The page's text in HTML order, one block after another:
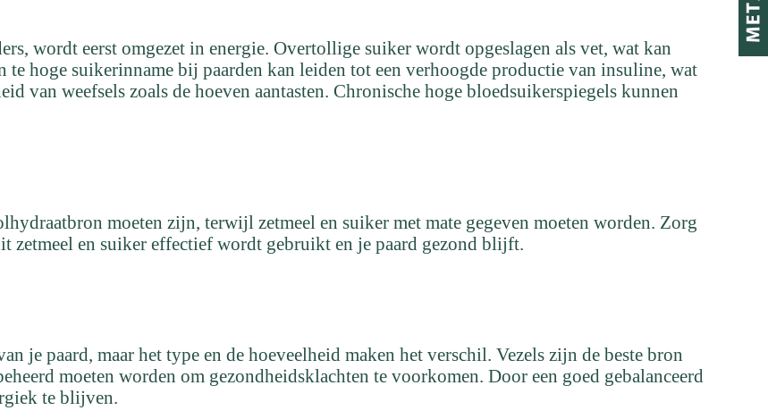
wordt eerst omgezet in energie. Overtollige suiker wordt opgeslagen als vet, wat kan
hoge suikerinname bij paarden kan leiden tot een verhoogde productie van insuline, wat
van weefsels zoals de hoeven aantasten. Chronische hoge bloedsuikerspiegels kunnen
moeten zijn, terwijl zetmeel en suiker met mate gegeven moeten worden. Zorg
zetmeel en suiker effectief wordt gebruikt en je paard gezond blijft.
je paard, maar het type en de hoeveelheid maken het verschil. Vezels zijn de beste bron
moeten worden om gezondheidsklachten te voorkomen. Door een goed gebalanceerd
te blijven.